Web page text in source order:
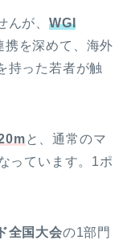
が、 WGI
携を深めて、海外
持った若者が触
と、通常のマ
っています。1ポ
全国大会の1部門